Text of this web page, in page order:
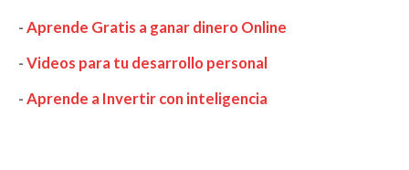
-Aprende Gratis a ganar dinero Online
-Videos para tu desarrollo personal
-Aprende a Invertir con inteligencia